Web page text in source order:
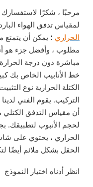
مرحبًا ، شكرًا لاستفسارك
لمقياس تدفق الهواء
الحراري
مطلوب ، وأفضل جزء هو
مباشرة دون درجة
خط الأنابيب الخاص بك
الكتلة الحرارية نوع
التركيب. يقوم الفني
لحجم الأنبوب لتطبيقك.
الحراري ، يحتوي على
الحقل بشكل ملائم أيضًا
انظر أدناه اختيار النموذج